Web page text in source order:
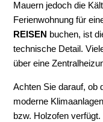
Mauern jedoch die
Ferienwohnung für
REISEN buchen, ist
technische Detail.
über eine
Achten Sie darauf, ob
moderne
bzw. Holzofen